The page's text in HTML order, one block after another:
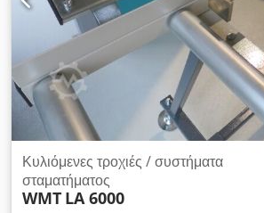
Κυλιόμενες τροχιές / συστήματα
σταματήματος
WMT LA 6000